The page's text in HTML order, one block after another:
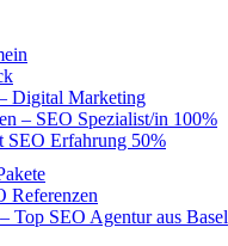
Digital Marketing
– SEO Spezialist/in 100%
SEO Erfahrung 50%
Referenzen
Top SEO Agentur aus Basel